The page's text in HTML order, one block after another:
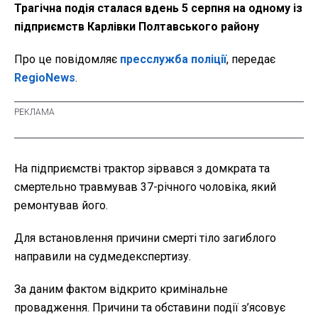
Трагічна подія сталася вдень 5 серпня на одному із
підприємств Карлівки Полтавського району
Про це повідомляє пресслужба поліції, передає
RegioNews.
На підприємстві трактор зірвався з домкрата та
смертельно травмував 37-річного чоловіка, який
ремонтував його.
Для встановлення причини смерті тіло загиблого
направили на судмедекспертизу.
За даним фактом відкрито кримінальне
провадження. Причини та обставини події з’ясовує